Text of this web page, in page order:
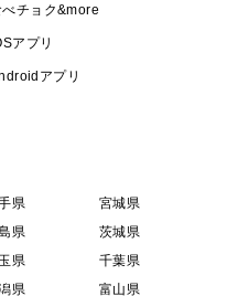
べチョク&more
アプリ
アプリ
県
宮城県
県
茨城県
県
千葉県
県
富山県